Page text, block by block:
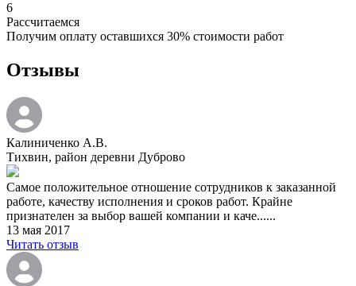
6
Рассчитаемся
Получим оплату оставшихся 30% стоимости работ
Отзывы
Калиниченко А.В.
Тихвин, район деревни Дуброво
Самое положительное отношение сотрудников к заказанной
работе, качеству исполнения и сроков работ. Крайне
признателен за выбор вашей компании и каче......
13 мая 2017
Читать отзыв